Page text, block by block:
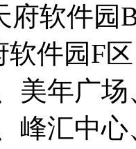
府软件园
软件园F
美年广
峰汇中